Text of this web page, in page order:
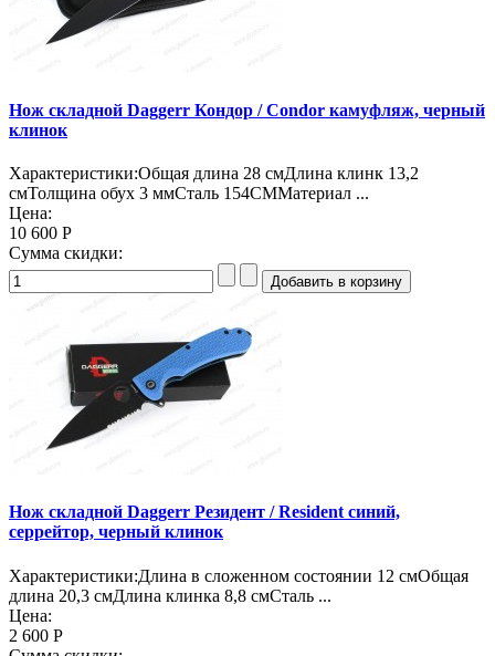
Нож складной Daggerr Кондор / Condor камуфляж, черный
клинок
Характеристики:Общая длина 28 смДлина клинк 13,2
смТолщина обух 3 ммСталь 154СММатериал ...
Цена:
10 600 Р
Сумма скидки:
Нож складной Daggerr Резидент / Resident синий,
серрейтор, черный клинок
Характеристики:Длина в сложенном состоянии 12 смОбщая
длина 20,3 смДлина клинка 8,8 смСталь ...
Цена:
2 600 Р